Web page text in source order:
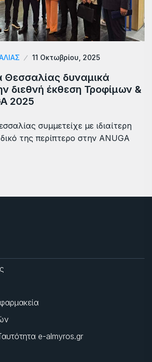
11 Οκτωβρίου, 2025
Θεσσαλίας δυναμικά
διεθνή έκθεση Τροφίμων &
2025
συμμετείχε με ιδιαίτερη
της περίπτερο στην ANUGA
e-almyros.gr